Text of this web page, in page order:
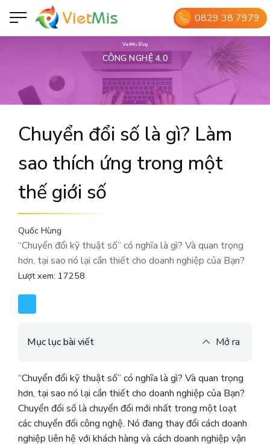
0829 38 7979
VietMis Blog
CÔNG NGHỆ 4.0
Chuyển đổi số là gì? Làm
sao thích ứng trong một
thế giới số
Quốc Hùng
“Chuyển đổi kỹ thuật số” có nghĩa là gì? Và quan trọng
hơn, tại sao nó lại cần thiết cho doanh nghiệp của Bạn?
Lượt xem: 17258
Mục lục bài viết Mở ra
“Chuyển đổi kỹ thuật số” có nghĩa là gì? Và quan trọng
hơn, tại sao nó lại cần thiết cho doanh nghiệp của Bạn?
Chuyển đổi số là chuyển đổi mới nhất trong một loạt
các chuyển đổi công nghệ. Nó đang thay đổi cách doanh
nghiệp liên hệ với khách hàng và cách doanh nghiệp vận